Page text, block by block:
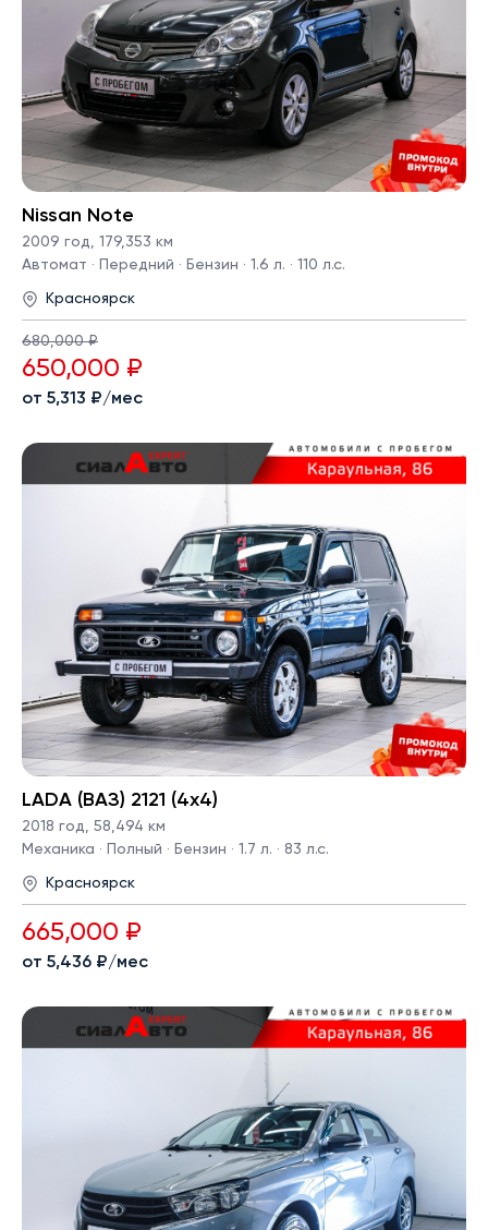
Nissan Note
2009 год, 179,353 км
Автомат · Передний · Бензин · 1.6 л. · 110 л.с.
Красноярск
680,000 ₽
650,000 ₽
от 5,313 ₽/мес
LADA (ВАЗ) 2121 (4x4)
2018 год, 58,494 км
Механика · Полный · Бензин · 1.7 л. · 83 л.с.
Красноярск
665,000 ₽
от 5,436 ₽/мес